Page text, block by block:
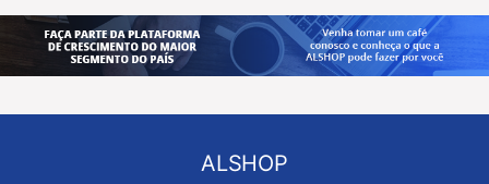
ALSHOP